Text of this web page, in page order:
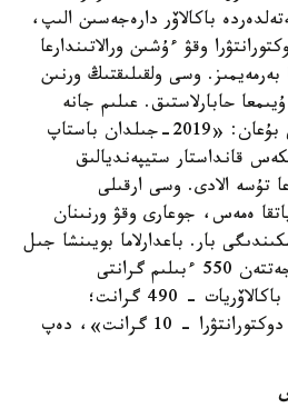
باكالاۆر دارەجەسىن الىپ،
وقۋ ءۇشىن ورالاتىندارعا
وسى ولقىلىقتىڭ ورنىن
حابارلاستىق. عىلىم جانە
جوعارى ءبىلىم مينيسترلىگى بۇعان: «2019-جىلدان باستاپ
قانداستار ستيپەنديالىق
تۇسە الادى. وسى ارقىلى
ەمەس، جوعارى وقۋ ورنىنان
بار. باعدارلاما بويىنشا جىل
سايىن رەسپۋبليكالىق بيۋدجەتتەن 550 ءبىلىم گرانتى
كوزدەلگەن، ونىڭ ىشىندە: باكالاۆريات - 490 گرانت؛
ماگيستراتۋرا - 50 گرانت؛ دوكتورانتۋرا - 10 گرانت»، دەپ